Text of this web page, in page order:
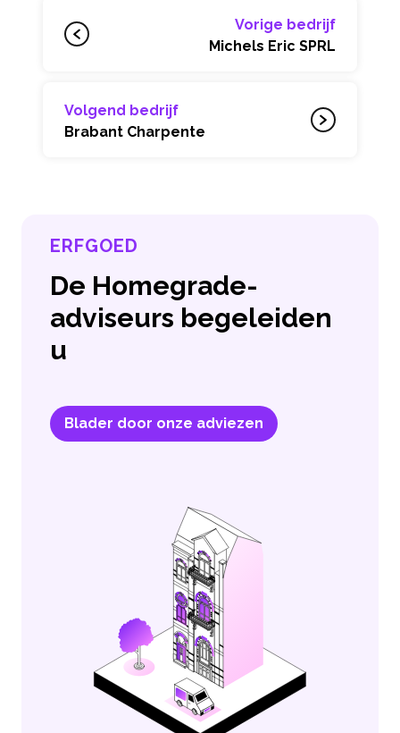
Vorige bedrijf
Michels Eric SPRL
Volgend bedrijf
Brabant Charpente
ERFGOED
De Homegrade-
adviseurs begeleiden
u
Blader door onze adviezen